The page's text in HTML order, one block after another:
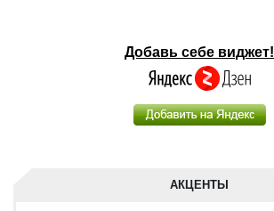
Добавь себе виджет!
АКЦЕНТЫ